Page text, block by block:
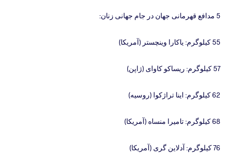
5 مدافع قهرمانی جهان در جام جهانی زنان:
55 کیلوگرم: یاکارا وینچستر (آمریکا)
57 کیلوگرم: ریساکو کاوای (ژاپن)
62 کیلوگرم: اینا تراژکوا (روسیه)
68 کیلوگرم: تامیرا منساه (آمریکا)
76 کیلوگرم: آدلاین گری (آمریکا)